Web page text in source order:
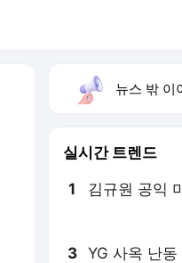
뉴스 밖 이야
실시간 트렌드
1 김규원 공익
3 YG 사옥 난동